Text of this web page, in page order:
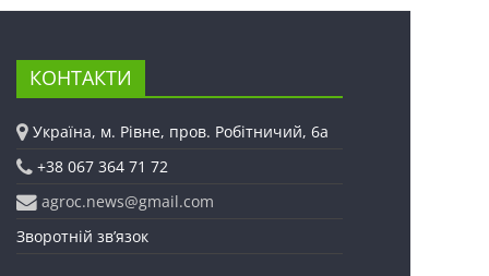
КОНТАКТИ
Україна, м. Рівне, пров. Робітничий, 6а
+38 067 364 71 72
agroc.news@gmail.com
Зворотній зв’язок